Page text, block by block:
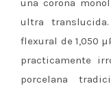
una corona
ultra
flexural de 1,050
practicamente
porcelana